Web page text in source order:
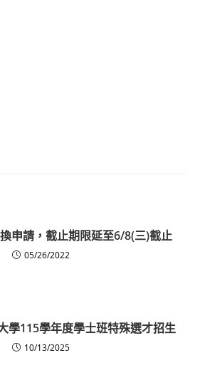
申請，截止期限延至6/8(三)截止
05/26/2022
學115學年度學士班特殊選才招生
10/13/2025